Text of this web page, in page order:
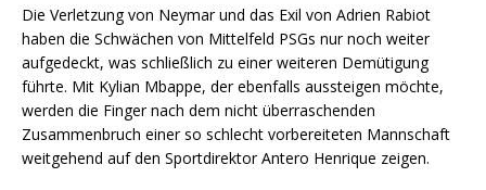
Die Verletzung von Neymar und das Exil von Adrien Rabiot
haben die Schwächen von Mittelfeld PSGs nur noch weiter
aufgedeckt, was schließlich zu einer weiteren Demütigung
führte. Mit Kylian Mbappe, der ebenfalls aussteigen möchte,
werden die Finger nach dem nicht überraschenden
Zusammenbruch einer so schlecht vorbereiteten Mannschaft
weitgehend auf den Sportdirektor Antero Henrique zeigen.